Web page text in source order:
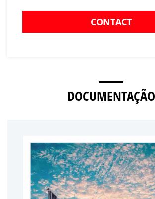
CONTACT
DOCUMENTAÇÃO